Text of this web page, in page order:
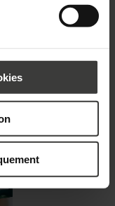
simples. Ils
apporter un journal,
armoire, ouvrir ou
à leur connexion
exemple les
envoyer vos e-mails.